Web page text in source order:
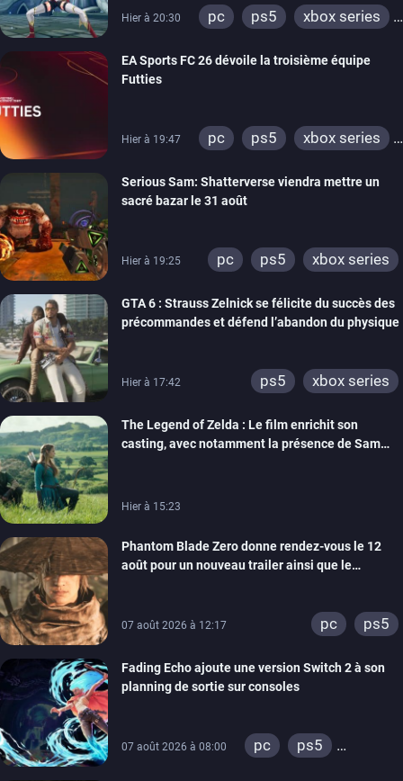
Hier à 20:30 pc ps5
xbox series
EA Sports FC 26 dévoile la troisième équipe
Futties
Hier à 19:47 pc ps5
xbox series
xbox one
switch 2
Serious Sam: Shatterverse viendra mettre un
sacré bazar le 31 août
Hier à 19:25 pc ps5 xbox series
GTA 6 : Strauss Zelnick se félicite du succès des
précommandes et défend l’abandon du physique
Hier à 17:42 ps5 xbox series
The Legend of Zelda : Le film enrichit son
casting, avec notamment la présence de Sam
Hier à 15:23
Phantom Blade Zero donne rendez-vous le 12
août pour un nouveau trailer ainsi que le
07 août 2026 à 12:17 pc ps5
Fading Echo ajoute une version Switch 2 à son
planning de sortie sur consoles
07 août 2026 à 08:00 pc
ps5